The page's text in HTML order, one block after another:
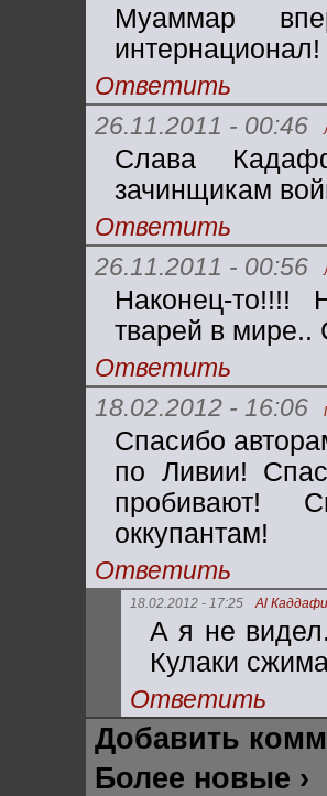
Муаммар
интернационал!
Ответить
26.11.2011 - 00:46
Слава
зачинщикам
Ответить
26.11.2011 - 00:56
Наконец-
тварей в
Ответить
18.02.2012 - 16:06
Спасибо
по Ливии!
пробивают!
оккупантам!
Ответить
18.02.2012 - 17:25 Al Каддафи
А я не
Кулаки
Ответить
Добавить
Более новые ›